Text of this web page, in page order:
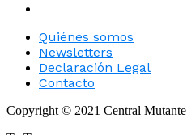
Quiénes somos
Newsletters
Declaración Legal
Contacto
Copyright © 2021 Central Mutante